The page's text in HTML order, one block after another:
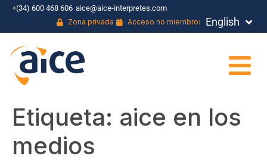
+(34) 600 468 606 aice@aice-interpretes.com
Zona privada
Acceso no miembros English
Français
Etiqueta: aice en los
medios